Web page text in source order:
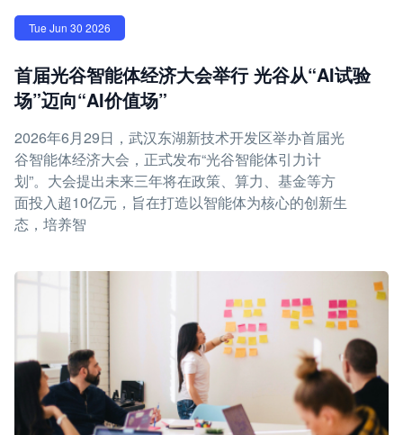
Tue Jun 30 2026
首届光谷智能体经济大会举行 光谷从“AI试验
场”迈向“AI价值场”
2026年6月29日，武汉东湖新技术开发区举办首届光
谷智能体经济大会，正式发布“光谷智能体引力计
划”。大会提出未来三年将在政策、算力、基金等方
面投入超10亿元，旨在打造以智能体为核心的创新生
态，培养智